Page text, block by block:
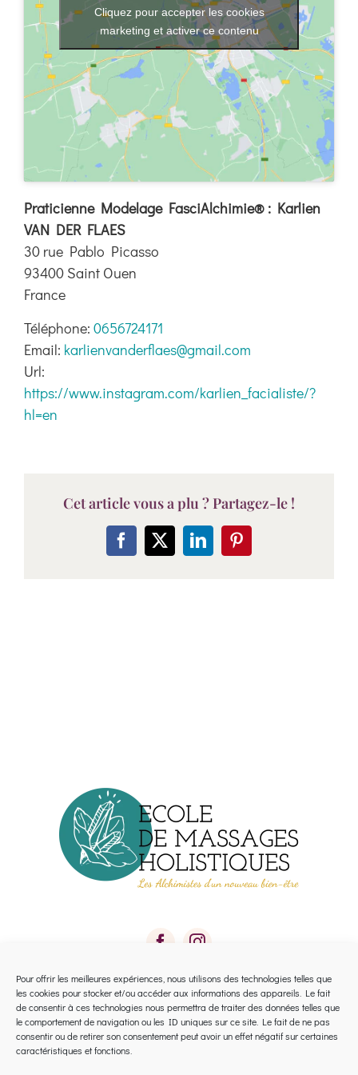
Pour offrir les meilleures expériences, nous utilisons des technologies telles que
les cookies pour stocker et/ou accéder aux informations des appareils. Le fait
de consentir à ces technologies nous permettra de traiter des données telles que
le comportement de navigation ou les ID uniques sur ce site. Le fait de ne pas
consentir ou de retirer son consentement peut avoir un effet négatif sur certaines
caractéristiques et fonctions.
Boutique
Ressources
Contact
Cliquez pour accepter les cookies
marketing et activer ce contenu
Praticienne Modelage FasciAlchimie® : Karlien
VAN DER FLAES
30 rue Pablo Picasso
93400 Saint Ouen
France
Téléphone: 0656724171
Email: karlienvanderflaes@gmail.com
Url:
https://www.instagram.com/karlien_facialiste/?
hl=en
Cet article vous a plu ? Partagez-le !
Facebook
X LinkedInPinterest
Toggle
Navigation
Calendrier 2026 Avignon